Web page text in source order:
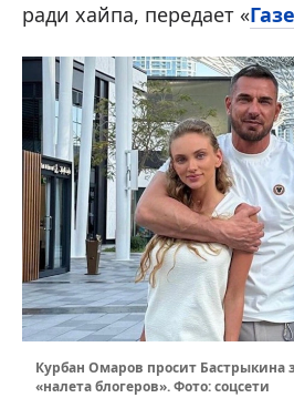
ради хайпа, передает «
Курбан Омаров просит Бастрыкина
«налета блогеров». Фото: соцсети